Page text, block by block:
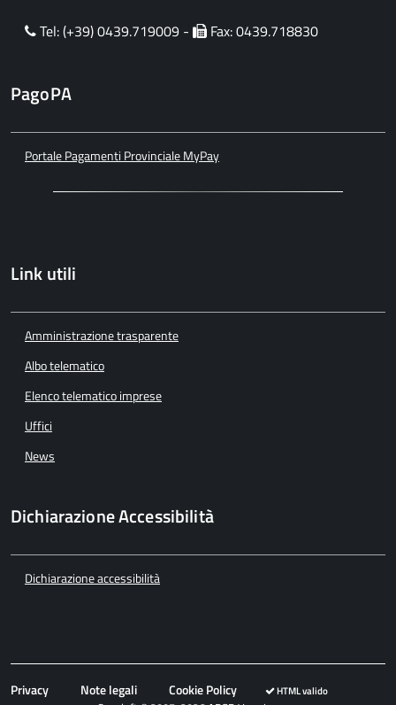
Tel: (+39) 0439.719009 - Fax: 0439.718830
PagoPA
Portale Pagamenti Provinciale MyPay
Link utili
Amministrazione trasparente
Albo telematico
Elenco telematico imprese
Uffici
News
Dichiarazione Accessibilità
Dichiarazione accessibilità
Privacy Note legali Cookie Policy
HTML valido